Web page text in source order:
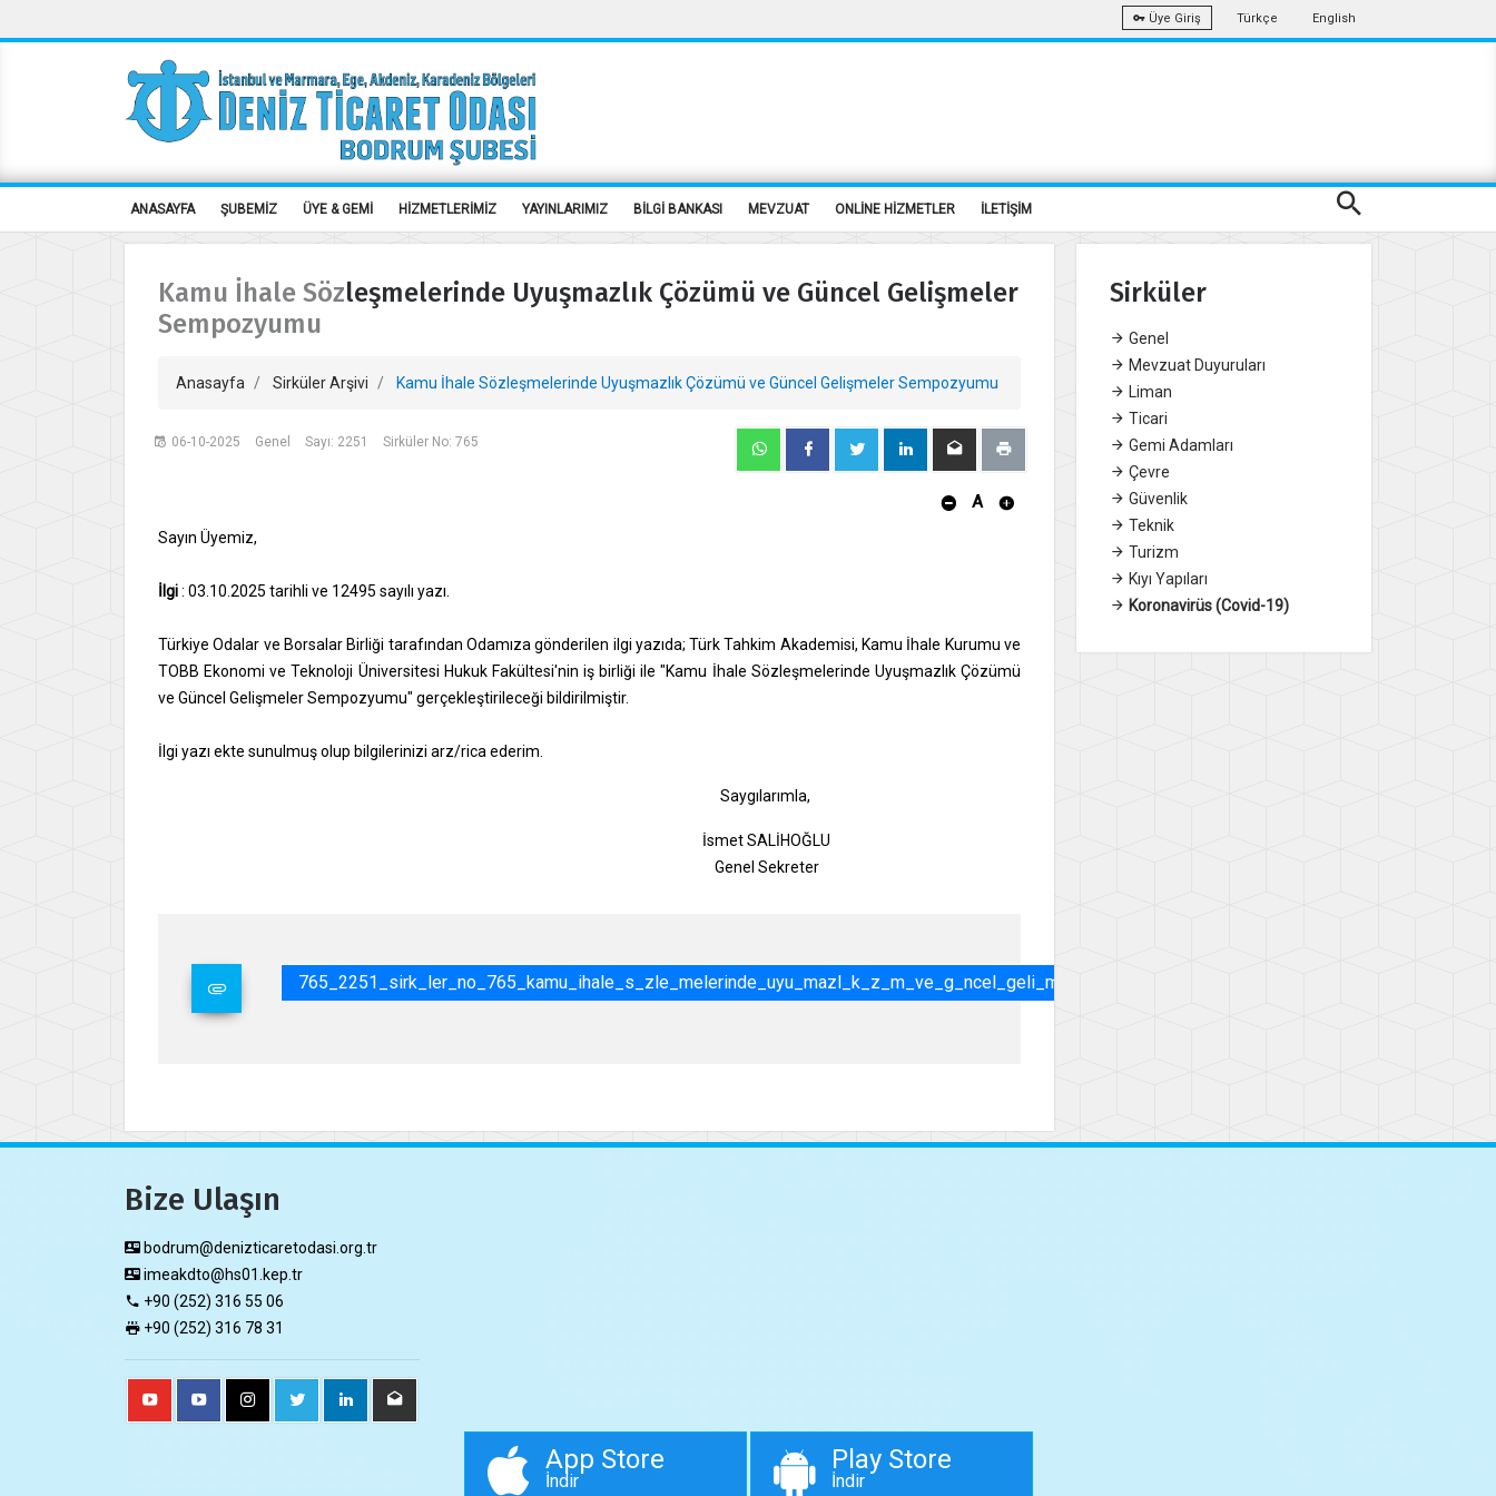
Üye Giriş Türkçe English
ANASAYFA ŞUBEMİZ ÜYE & GEMİ HİZMETLERİMİZ YAYINLARIMIZ BİLGİ BANKASI MEVZUAT ONLİNE HİZMETLER İLETİŞİM
Kamu İhale Sözleşmelerinde Uyuşmazlık Çözümü ve Güncel Gelişmeler
Sempozyumu
Anasayfa Sirküler Arşivi Kamu İhale Sözleşmelerinde Uyuşmazlık Çözümü ve Güncel Gelişmeler Sempozyumu
06-10-2025 Genel Sayı: 2251 Sirküler No: 765
A
Sayın Üyemiz,
İlgi: 03.10.2025 tarihli ve 12495 sayılı yazı.
Türkiye Odalar ve Borsalar Birliği tarafından Odamıza gönderilen ilgi yazıda; Türk Tahkim Akademisi, Kamu İhale Kurumu ve
TOBB Ekonomi ve Teknoloji Üniversitesi Hukuk Fakültesi'nin iş birliği ile "Kamu İhale Sözleşmelerinde Uyuşmazlık Çözümü
ve Güncel Gelişmeler Sempozyumu" gerçekleştirileceği bildirilmiştir.
İlgi yazı ekte sunulmuş olup bilgilerinizi arz/rica ederim.
Saygılarımla,
İsmet SALİHOĞLU
Genel Sekreter
765_2251_sirk_ler_no_765_kamu_ihale_s_zle_melerinde_uyu_mazl_k_z_m_ve_g_ncel_geli_meler_sempozyumu.pdf
Sirküler
Genel
Mevzuat Duyuruları
Liman
Ticari
Gemi Adamları
Çevre
Güvenlik
Teknik
Turizm
Kıyı Yapıları
Koronavirüs (Covid-19)
Bize Ulaşın
bodrum@denizticaretodasi.org.tr
imeakdto@hs01.kep.tr
+90 (252) 316 55 06
+90 (252) 316 78 31
App Store
İndir
Play Store
İndir